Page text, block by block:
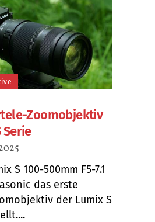
Zoomobjektiv
Serie
S 100-500mm F5-7.1
das erste
der Lumix S